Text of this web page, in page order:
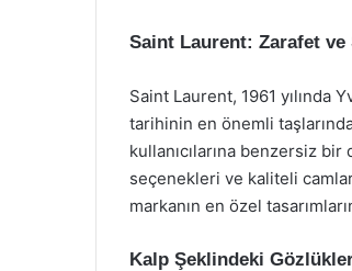
Saint Laurent: Zarafet ve
Saint Laurent, 1961 yılında
tarihinin en önemli
kullanıcılarına benzersiz
seçenekleri ve kaliteli
markanın en özel
Kalp Şeklindeki